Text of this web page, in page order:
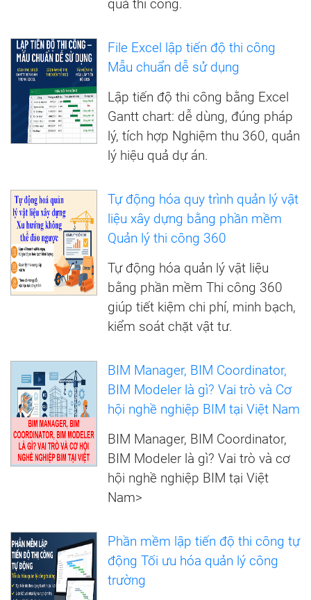
quả thi công.
File Excel lập tiến độ thi công
Mẫu chuẩn dễ sử dụng
Lập tiến độ thi công bằng Excel
Gantt chart: dễ dùng, đúng pháp
lý, tích hợp Nghiệm thu 360, quản
lý hiệu quả dự án.
Tự động hóa quy trình quản lý vật
liệu xây dựng bằng phần mềm
Quản lý thi công 360
Tự động hóa quản lý vật liệu
bằng phần mềm Thi công 360
giúp tiết kiệm chi phí, minh bạch,
kiểm soát chặt vật tư.
BIM Manager, BIM Coordinator,
BIM Modeler là gì? Vai trò và Cơ
hội nghề nghiệp BIM tại Việt Nam
BIM Manager, BIM Coordinator,
BIM Modeler là gì? Vai trò và cơ
hội nghề nghiệp BIM tại Việt
Nam>
Phần mềm lập tiến độ thi công tự
động Tối ưu hóa quản lý công
trường